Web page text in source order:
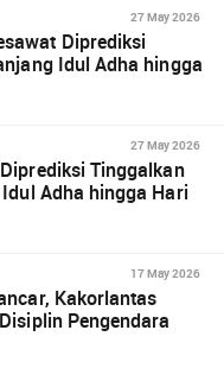
27 May 2026
Diprediksi
Idul Adha hingga
27 May 2026
Tinggalkan
Adha hingga Hari
17 May 2026
Kakorlantas
Pengendara